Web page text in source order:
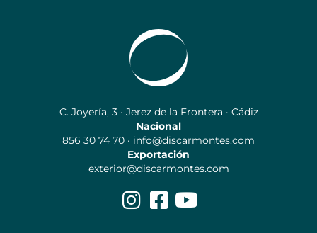
C. Joyería, 3 · Jerez de la Frontera · Cádiz
Nacional
856 30 74 70 · info@discarmontes.com
Exportación
exterior@discarmontes.com